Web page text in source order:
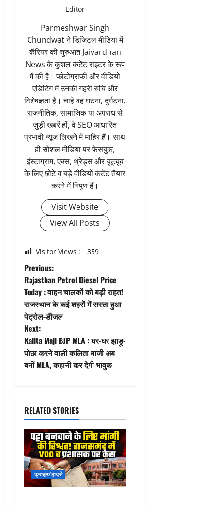
Editor
Parmeshwar Singh
Chundwat ने डिजिटल मीडिया में
कॅरियर की शुरुआत Jaivardhan
News के कुशल कंटेंट राइटर के रूप
में की है। फोटोग्राफी और वीडियो
एडिटिंग में उनकी गहरी रुचि और
विशेषज्ञता है। चाहे वह घटना, दुर्घटना,
राजनीतिक, सामाजिक या अपराध से
जुड़ी खबरें हों, वे SEO आधारित
प्रभावी न्यूज लिखने में माहिर हैं। साथ
ही सोशल मीडिया पर फेसबुक,
इंस्टाग्राम, एक्स, थ्रेड्स और यूट्यूब
के लिए छोटे व बड़े वीडियो कंटेंट तैयार
करने में निपुण हैं।
Visit Website
View All Posts
Visitor Views : 359
P
o
s
t
n
a
i
g
a
t
Previous:
Rajasthan Petrol Diesel Price
Today : वाहन चालकों को बड़ी राहत!
राजस्थान के कई शहरों में सस्ता हुआ
पेट्रोल-डीजल
Next:
Kalita Maji BJP MLA : घर-घर झाड़ू-
पोछा करने वाली कलिता माजी अब
बनीं MLA, कहानी कर देगी भावुक
RELATED STORIES
क्राइम/हादसे